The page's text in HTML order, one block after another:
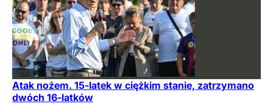
Atak nożem. 15-latek w ciężkim stanie, zatrzymano
dwóch 16-latków